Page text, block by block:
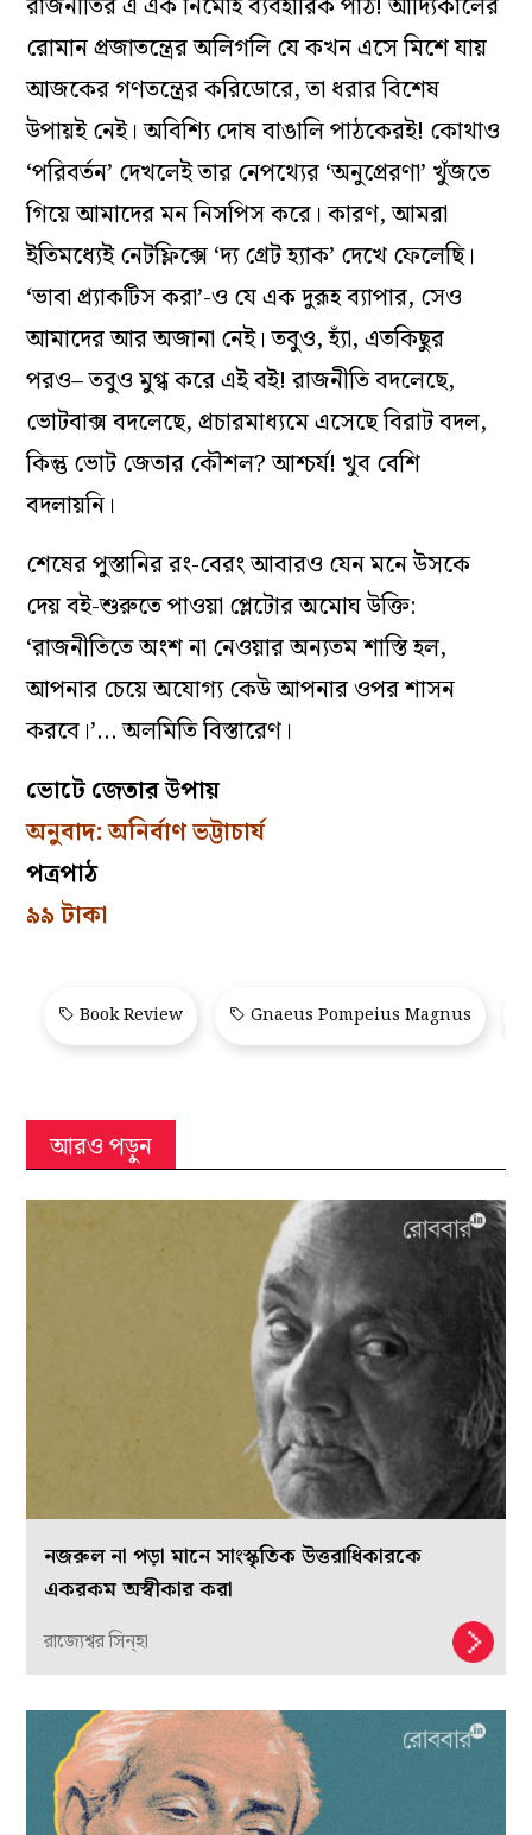
রোমান প্রজাতন্ত্রের অলিগলি যে কখন এসে মিশে যায়
আজকের গণতন্ত্রের করিডোরে, তা ধরার বিশেষ
উপায়ই নেই। অবিশ্যি দোষ বাঙালি পাঠকেরই! কোথাও
‘পরিবর্তন’ দেখলেই তার নেপথ্যের ‘অনুপ্রেরণা’ খুঁজতে
গিয়ে আমাদের মন নিসপিস করে। কারণ, আমরা
ইতিমধ্যেই নেটফ্লিক্সে ‘দ্য গ্রেট হ্যাক’ দেখে ফেলেছি।
‘ভাবা প্র্যাকটিস করা’-ও যে এক দুরূহ ব্যাপার, সেও
আমাদের আর অজানা নেই। তবুও, হ্যাঁ, এতকিছুর
পরও– তবুও মুগ্ধ করে এই বই! রাজনীতি বদলেছে,
ভোটবাক্স বদলেছে, প্রচারমাধ্যমে এসেছে বিরাট বদল,
কিন্তু ভোট জেতার কৌশল? আশ্চর্য! খুব বেশি
বদলায়নি।
শেষের পুস্তানির রং-বেরং আবারও যেন মনে উসকে
দেয় বই-শুরুতে পাওয়া প্লেটোর অমোঘ উক্তি:
‘রাজনীতিতে অংশ না নেওয়ার অন্যতম শাস্তি হল,
আপনার চেয়ে অযোগ্য কেউ আপনার ওপর শাসন
করবে।’… অলমিতি বিস্তারেণ।
ভোটে জেতার উপায়
অনুবাদ: অনির্বাণ ভট্টাচার্য
পত্রপাঠ
৯৯ টাকা
Book Review Gnaeus Pompeius Magnus
আরও পড়ুন
নজরুল না পড়া মানে সাংস্কৃতিক উত্তরাধিকারকে
একরকম অস্বীকার করা
রাজ্যেশ্বর সিন্হা